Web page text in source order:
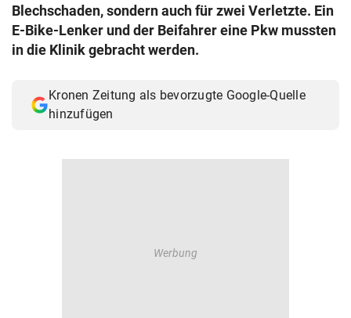
© Krone Multimedia GmbH & Co KG 2026
Blechschaden, sondern auch für zwei Verletzte. Ein
E-Bike-Lenker und der Beifahrer eine Pkw mussten
in die Klinik gebracht werden.
Kronen Zeitung als bevorzugte Google-Quelle
hinzufügen